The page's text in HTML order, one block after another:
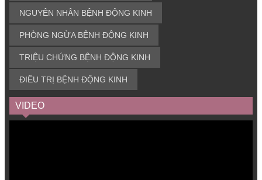
NGUYÊN NHÂN BỆNH ĐỘNG KINH
PHÒNG NGỪA BỆNH ĐỘNG KINH
TRIỆU CHỨNG BỆNH ĐỘNG KINH
ĐIỀU TRỊ BỆNH ĐỘNG KINH
VIDEO